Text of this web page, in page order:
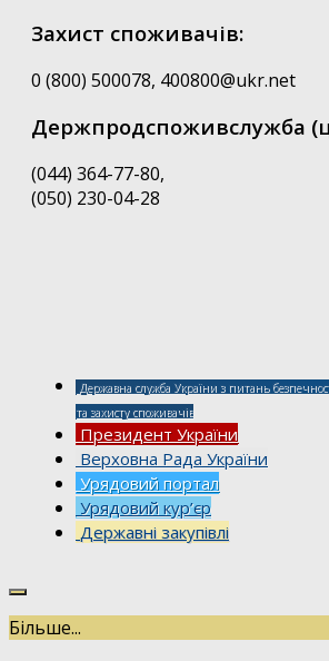
Захист споживачів:
0 (800) 500078, 400800@ukr.net
Держпродспоживслужба
(044) 364-77-80,
(050) 230-04-28
Державна служба України з питань
та захисту споживачів
Президент України
Верховна Рада України
Урядовий портал
Урядовий кур’єр
Державні закупівлі
Більше...